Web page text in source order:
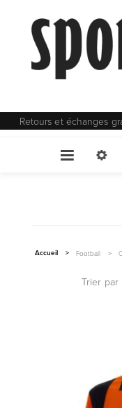
Retours et échanges
Accueil > Football >
Trier par